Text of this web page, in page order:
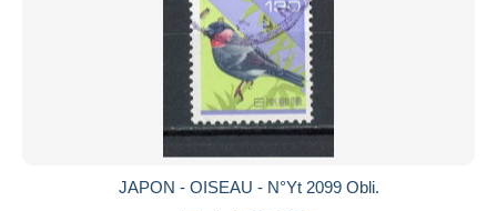
JAPON - OISEAU - N°Yt 2099 Obli.